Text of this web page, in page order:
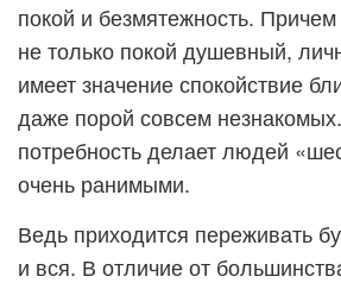
покой и безмятежность.
не только покой душевный,
имеет значение спокойствие
даже порой совсем
потребность делает людей
очень ранимыми.
Ведь приходится переживать
и вся. В отличие от